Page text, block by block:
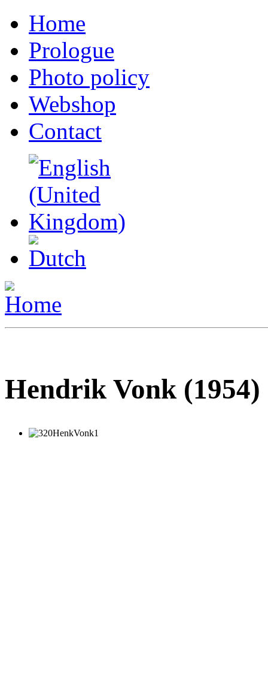
Home
Prologue
Photo policy
Webshop
Contact
Hendrik Vonk (1954)